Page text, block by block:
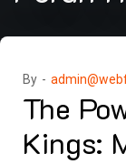
By -
The
Kings: